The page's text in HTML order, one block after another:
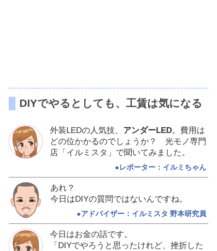
DIYでやるとしても、工賃は気になる
外装LEDの人気技、 アンダーLED。費用は
どの位かかるのでしょうか？ 光モノ専門
店「イルミスタ」で聞いてみました。
●レポーター：イルミちゃん
あれ？
今日はDIYの質問ではないんですね。
●アドバイザー：イルミスタ 野本研究員
今日はお金の話です。
「DIYでやろうと思ったけれど、挫折した